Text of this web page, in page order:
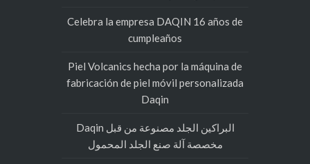
Celebra la empresa DAQIN 16 años de
cumpleaños
Piel Volcanics hecha por la máquina de
fabricación de piel móvil personalizada
البراكين الجلد مصنوعة من قبل Daqin
مخصصة آلة صنع الجلد المحمول